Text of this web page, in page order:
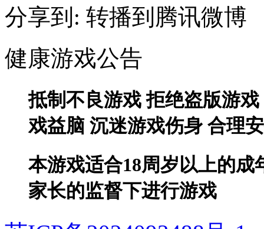
分享到: 转播到腾讯微博
健康游戏公告
抵制不良游戏 拒绝盗版游
戏益脑 沉迷游戏伤身 合理
本游戏适合18周岁以上的成
家长的监督下进行游戏